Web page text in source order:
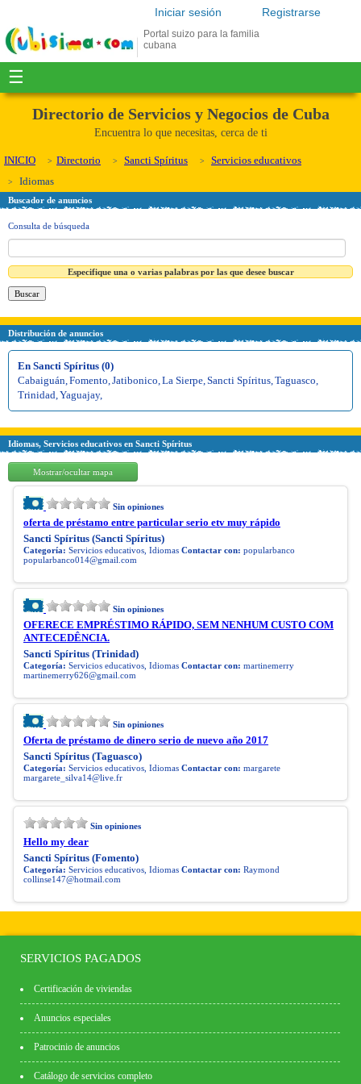
Registrarse
Iniciar sesión
Portal suizo para la familia
cubana
☰
Directorio de Servicios y Negocios de Cuba
Encuentra lo que necesitas, cerca de ti
INICIO Directorio Sancti Spíritus
Servicios educativos
Idiomas
Buscador de anuncios
Consulta de búsqueda
Especifique una o varias palabras por las que desee buscar
Distribución de anuncios
En Sancti Spíritus (0)
Cabaiguán Fomento Jatibonico La Sierpe Sancti Spíritus Taguasco
Trinidad Yaguajay,
Idiomas, Servicios educativos en Sancti Spíritus
Mostrar/ocultar mapa
Sin opiniones
oferta de préstamo entre particular serio etv muy rápido
Sancti Spíritus (Sancti Spíritus)
Categoría: Servicios educativos, Idiomas Contactar con: popularbanco
popularbanco014@gmail.com
Sin opiniones
OFERECE EMPRÉSTIMO RÁPIDO, SEM NENHUM CUSTO COM
ANTECEDÊNCIA.
Sancti Spíritus (Trinidad)
Categoría: Servicios educativos, Idiomas Contactar con: martinemerry
martinemerry626@gmail.com
Sin opiniones
Oferta de préstamo de dinero serio de nuevo año 2017
Sancti Spíritus (Taguasco)
Categoría: Servicios educativos, Idiomas Contactar con: margarete
margarete_silva14@live.fr
Sin opiniones
Hello my dear
Sancti Spíritus (Fomento)
Categoría: Servicios educativos, Idiomas Contactar con: Raymond
collinse147@hotmail.com
SERVICIOS PAGADOS
Certificación de viviendas
Anuncios especiales
Patrocinio de anuncios
Catálogo de servicios completo